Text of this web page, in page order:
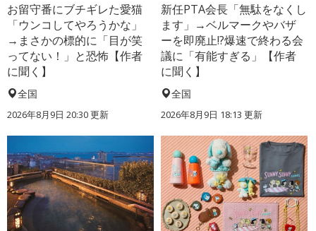
お留守番にブチギレた愛猫
「ウンコしてやろうかな」
→まさかの標的に「目が笑
ってない！」と恐怖【作者
に聞く】
全国
2026年8月9日 20:30更新
新任PTA会長「無駄をなくし
ます」→ベルマークやバザ
ーを即廃止!?爆速で終わる会
議に「有能すぎる」【作者
に聞く】
全国
2026年8月9日 18:13 更新